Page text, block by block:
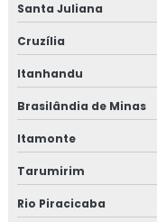
Treinamento em iso
Treinamento em
Treinamento em
Treinamento em
riscos
Santa Juliana
Cruzília
Itanhandu
Brasilândia de Minas
Itamonte
Tarumirim
Rio Piracicaba